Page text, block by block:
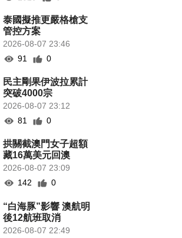
泰國擬推更嚴格槍支
管控方案
2026-08-07 23:46
91
0
民主剛果伊波拉累計
突破4000宗
2026-08-07 23:12
81
0
拱關截澳門女子超額
藏16萬美元回澳
2026-08-07 23:09
142
0
“白海豚”影響 澳航明
後12航班取消
2026-08-07 22:49